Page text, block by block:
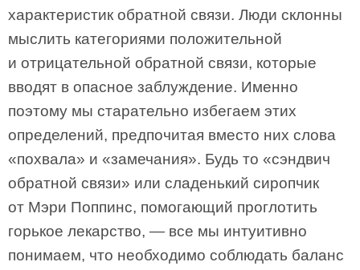
характеристик обратной связи. Люди склонны
мыслить категориями положительной
и отрицательной обратной связи, которые
вводят в опасное заблуждение. Именно
поэтому мы старательно избегаем этих
определений, предпочитая вместо них слова
«похвала» и «замечания». Будь то «сэндвич
обратной связи» или сладенький сиропчик
от Мэри Поппинс, помогающий проглотить
горькое лекарство, — все мы интуитивно
понимаем, что необходимо соблюдать баланс